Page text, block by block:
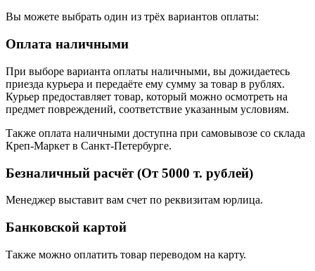
Вы можете выбрать один из трёх вариантов оплаты:
Оплата наличными
При выборе варианта оплаты наличными, вы дожидаетесь
приезда курьера и передаёте ему сумму за товар в рублях.
Курьер предоставляет товар, который можно осмотреть на
предмет повреждений, соответствие указанным условиям.
Также оплата наличными доступна при самовывозе со склада
Креп-Маркет в Санкт-Петербурге.
Безналичный расчёт (От 5000 т. рублей)
Менеджер выставит вам счет по реквизитам юрлица.
Банковской картой
Также можно оплатить товар переводом на карту.